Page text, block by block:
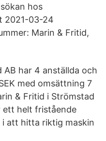
hos
2021-03-24
Marin & Fritid,
AB har 4 anställda och
med omsättning 7
& Fritid i Strömstad
ett helt fristående
att hitta riktig maskin